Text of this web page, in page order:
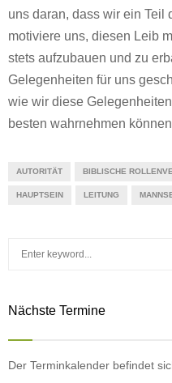
uns daran, dass wir ein Teil
motiviere uns, diesen Leib
stets aufzubauen und zu
Gelegenheiten für uns
wie wir diese
besten wahrnehmen
AUTORITÄT BIBLISCHE
HAUPTSEIN LEITUNG
c
o
Nächste Termine
Der Terminkalender befindet